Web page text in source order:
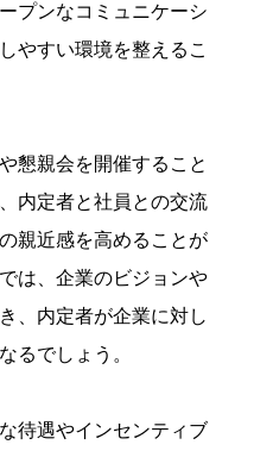
プンなコミュニケーシ
やすい環境を整えるこ
懇親会を開催すること
内定者と社員との交流
親近感を高めることが
は、企業のビジョンや
、内定者が企業に対し
るでしょう。
待遇やインセンティブ